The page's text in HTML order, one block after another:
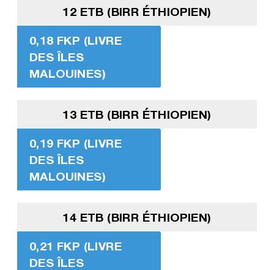
12 ETB (BIRR ÉTHIOPIEN)
0,18 FKP (LIVRE
DES ÎLES
MALOUINES)
13 ETB (BIRR ÉTHIOPIEN)
0,19 FKP (LIVRE
DES ÎLES
MALOUINES)
14 ETB (BIRR ÉTHIOPIEN)
0,21 FKP (LIVRE
DES ÎLES